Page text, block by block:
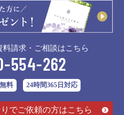
料請求・ご相談はこちら
554-262
料 24時間365日対応
でご依頼の方はこちら